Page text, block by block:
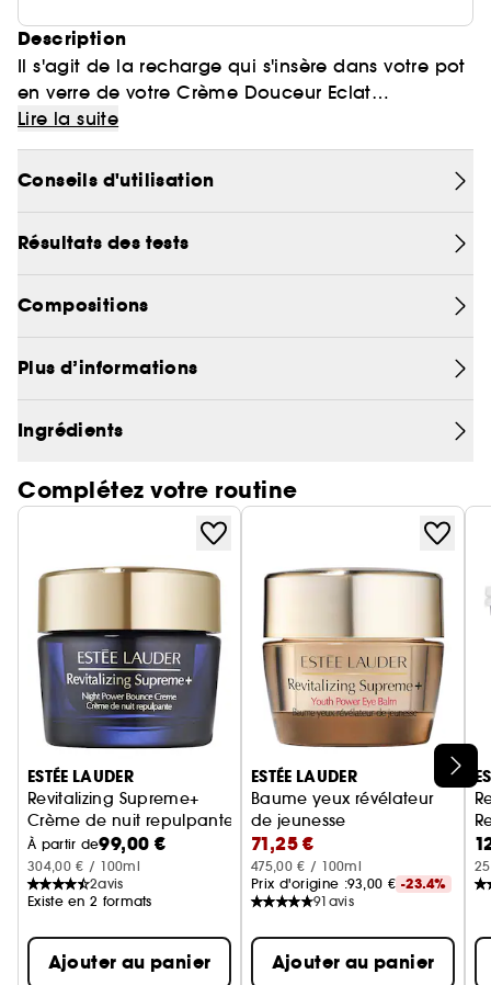
Description
Il s'agit de la recharge qui s'insère dans votre pot
en verre de votre Crème Douceur Eclat
Revitalizing Supreme+ en 50 ml.
Révélez un éclat multidimensionnel.
Cible les principales causes de teint terne et de
Basé sur des recherches avancées sur l'éclat de la
peau et une expertise en collagène.
Crème ultra-douce. Absorption et action rapide.
• Sans huile
• Non comédogène, n'obstrue pas les pores
• Testé sous contrôle dermatologique
• Convient à la zone du cou
• Sans sulfites, Sodium Lauryl Sulfate/Sodium
Laureth Sulfate (SLS/SLES), ni alcool asséchant
• Le carton recyclable est certifié FSC.
Lire la suite
Conseils d'utilisation
Résultats des tests
Compositions
Plus d’informations
Ingrédients
Complétez votre routine
Ignorer le carrousel produits
ESTÉE LAUDER
Revitalizing Supreme+
Crème de nuit repulpante
À partir de99,00 €
304,00 € / 100ml
2avis
Existe en 2 formats
Ajouter au panier
ESTÉE LAUDER
Baume yeux révélateur
de jeunesse
Contour des Yeux
71,25 €
475,00 € / 100ml
Prix d'origine :93,00 € -23.4%
91 avis
Ajouter au panier